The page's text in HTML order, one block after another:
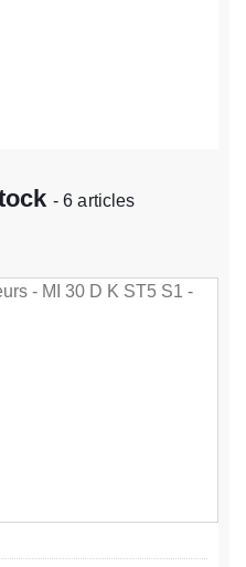
- 6 articles